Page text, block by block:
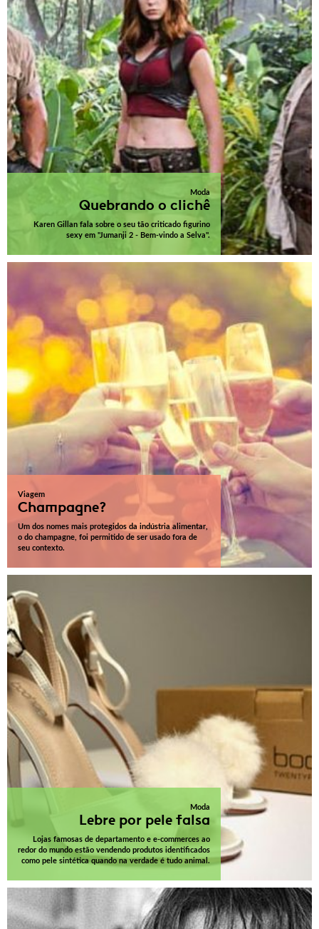
Moda
Quebrando o clichê
Karen Gillan fala sobre o seu tão criticado figurino
sexy em "Jumanji 2 - Bem-vindo a Selva".
Viagem
Champagne?
Um dos nomes mais protegidos da indústria alimentar,
o do champagne, foi permitido de ser usado fora de
seu contexto.
Moda
Lebre por pele falsa
Lojas famosas de departamento e e-commerces ao
redor do mundo estão vendendo produtos identificados
como pele sintética quando na verdade é tudo animal.